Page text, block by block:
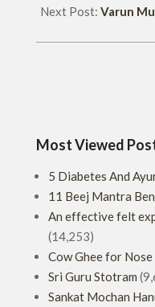
Next Post: Varun
Most Viewed
5 Diabetes And
11 Beej Mantra
An effective felt
(14,253)
Cow Ghee for Nose
Sri Guru Stotram
Sankat Mochan